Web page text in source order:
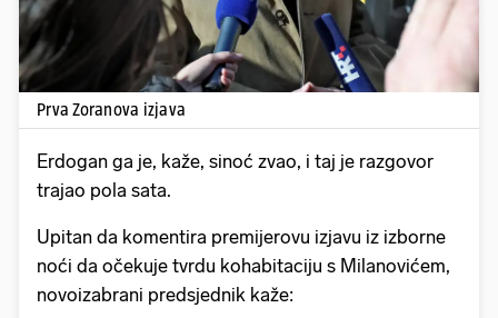
Prva Zoranova izjava
Erdogan ga je, kaže, sinoć zvao, i taj je razgovor
trajao pola sata.
Upitan da komentira premijerovu izjavu iz izborne
noći da očekuje tvrdu kohabitaciju s Milanovićem,
novoizabrani predsjednik kaže: